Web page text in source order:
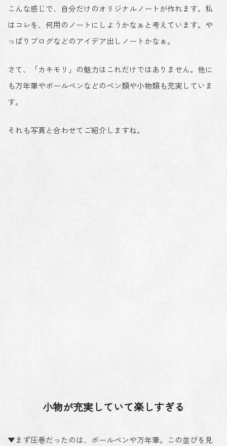
こんな感じで、自分だけのオリジナルノートが作れます。私
はコレを、何用のノートにしようかなぁと考えています。や
っぱりブログなどのアイデア出しノートかなぁ。
さて、「カキモリ」の魅力はこれだけではありません。他に
も万年筆やボールペンなどのペン類や小物類も充実していま
す。
それも写真と合わせてご紹介しますね。
小物が充実していて楽しすぎる
▼まず圧巻だったのは、ボールペンや万年筆。この並びを見